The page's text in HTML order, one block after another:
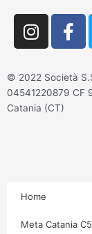
I
n
t
a
g
F
a
e
b
© 2022 Società
04541220879 CF
Catania (CT)
Home
Meta Catania C5